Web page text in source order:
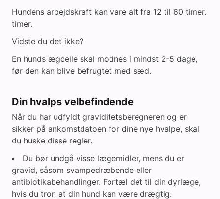
Hundens arbejdskraft kan vare alt fra 12 til 60 timer.
timer.
Vidste du det ikke?
En hunds ægcelle skal modnes i mindst 2-5 dage,
før den kan blive befrugtet med sæd.
Din hvalps velbefindende
Når du har udfyldt graviditetsberegneren og er
sikker på ankomstdatoen for dine nye hvalpe, skal
du huske disse regler.
Du bør undgå visse lægemidler, mens du er
gravid, såsom svampedræbende eller
antibiotikabehandlinger. Fortæl det til din dyrlæge,
hvis du tror, at din hund kan være drægtig.